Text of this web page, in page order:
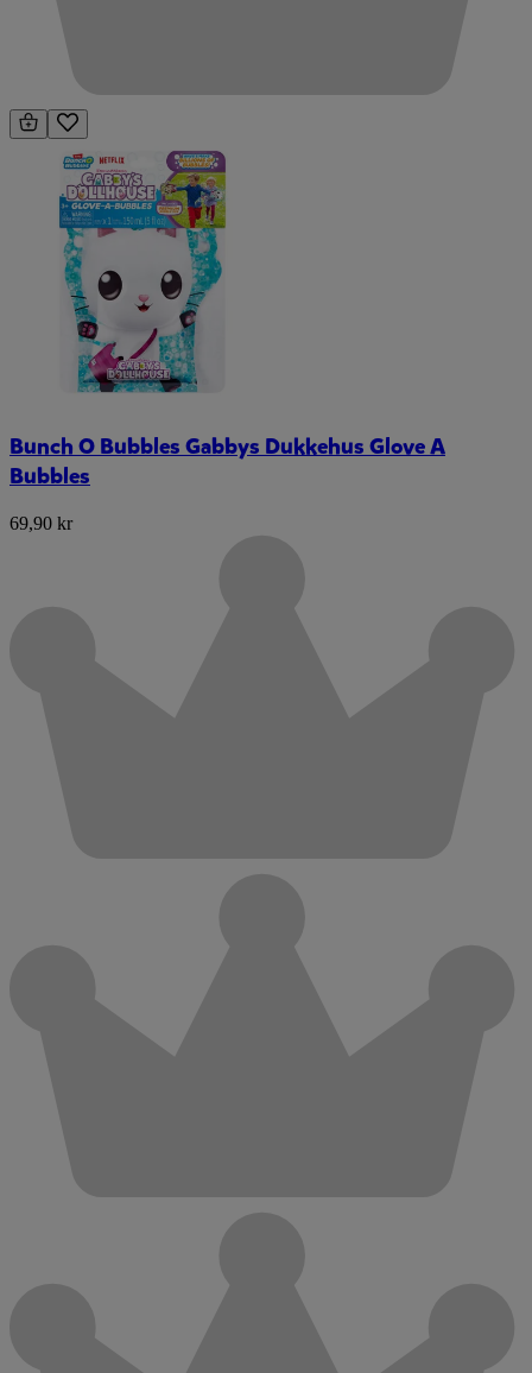
Bunch O Bubbles Gabbys Dukkehus Glove A
Bubbles
69,90 kr